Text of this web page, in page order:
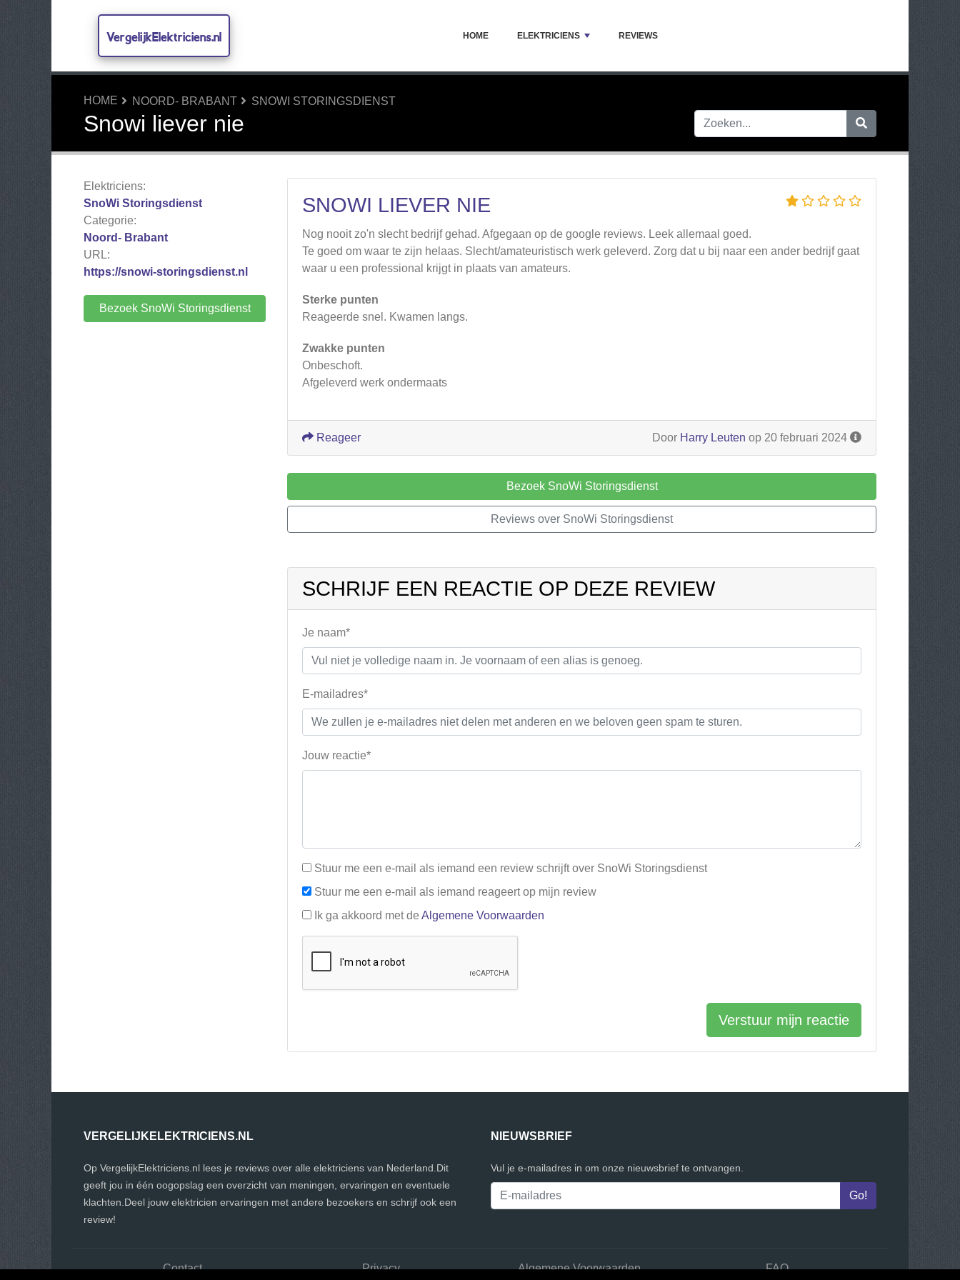
VergelijkElektriciens.nl HOME ELEKTRICIENS REVIEWS
HOME NOORD- BRABANT SNOWI STORINGSDIENST
Snowi liever nie
Elektriciens:
SnoWi Storingsdienst
Categorie:
Noord- Brabant
URL:
https://snowi-storingsdienst.nl
Bezoek SnoWi Storingsdienst
SNOWI LIEVER NIE
Nog nooit zo'n slecht bedrijf gehad. Afgegaan op de google reviews. Leek allemaal goed.
Te goed om waar te zijn helaas. Slecht/amateuristisch werk geleverd. Zorg dat u bij naar een ander bedrijf gaat
waar u een professional krijgt in plaats van amateurs.
Sterke punten
Reageerde snel. Kwamen langs.
Zwakke punten
Onbeschoft.
Afgeleverd werk ondermaats
Door Harry Leuten op 20 februari 2024
Reageer
Bezoek SnoWi Storingsdienst
Reviews over SnoWi Storingsdienst
SCHRIJF EEN REACTIE OP DEZE REVIEW
Je naam*
E-mailadres*
Jouw reactie*
Stuur me een e-mail als iemand een review schrijft over SnoWi Storingsdienst
Stuur me een e-mail als iemand reageert op mijn review
Ik ga akkoord met de Algemene Voorwaarden
Verstuur mijn reactie
VERGELIJKELEKTRICIENS.NL
Op VergelijkElektriciens.nl lees je reviews over alle elektriciens van Nederland.Dit
geeft jou in één oogopslag een overzicht van meningen, ervaringen en eventuele
klachten.Deel jouw elektricien ervaringen met andere bezoekers en schrijf ook een
review!
NIEUWSBRIEF
Vul je e-mailadres in om onze nieuwsbrief te ontvangen.
Contact Privacy Algemene Voorwaarden FAQ